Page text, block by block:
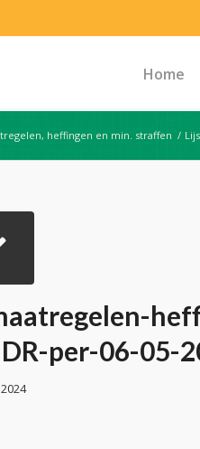
Home
heffingen en min. straffen /
per-06-05-